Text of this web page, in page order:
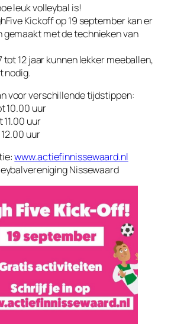
leuk volleybal is!
Kickoff op 19 september kan er
gemaakt met de technieken van
tot 12 jaar kunnen lekker meeballen,
nodig.
voor verschillende tijdstippen:
10.00 uur
11.00 uur
uur
www.actiefinnissewaard.nl
Nissewaard